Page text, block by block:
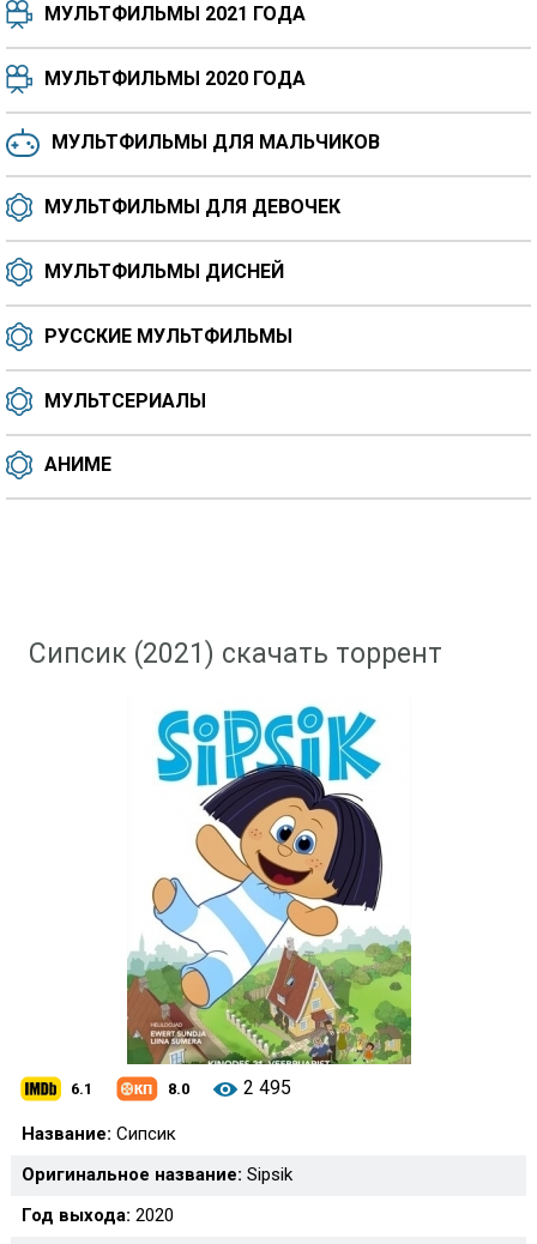
6.5 6.6 6.0 6.4
МУЛЬТФИЛЬМЫ 2021 ГОДА
МУЛЬТФИЛЬМЫ 2020 ГОДА
МУЛЬТФИЛЬМЫ ДЛЯ МАЛЬЧИКОВ
МУЛЬТФИЛЬМЫ ДЛЯ ДЕВОЧЕК
МУЛЬТФИЛЬМЫ ДИСНЕЙ
РУССКИЕ МУЛЬТФИЛЬМЫ
МУЛЬТСЕРИАЛЫ
АНИМЕ
Сипсик (2021) скачать торрент
6.1 8.0 2 495
Название: Сипсик
Оригинальное название: Sipsik
Год выхода: 2020